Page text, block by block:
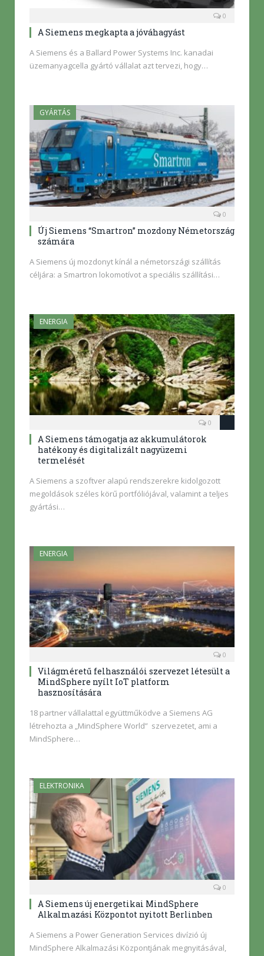
0
A Siemens megkapta a jóváhagyást
A Siemens és a Ballard Power Systems Inc. kanadai
üzemanyagcella gyártó vállalat azt tervezi, hogy…
GYÁRTÁS
0
Új Siemens “Smartron” mozdony Németország
számára
A Siemens új mozdonyt kínál a németországi szállítás
céljára: a Smartron lokomotívot a speciális szállítási…
ENERGIA
0
A Siemens támogatja az akkumulátorok
hatékony és digitalizált nagyüzemi
termelését
A Siemens a szoftver alapú rendszerekre kidolgozott
megoldások széles körű portfóliójával, valamint a teljes
gyártási…
ENERGIA
0
Világméretű felhasználói szervezet létesült a
MindSphere nyílt IoT platform
hasznosítására
18 partner vállalattal együttműködve a Siemens AG
létrehozta a „MindSphere World” szervezetet, ami a
MindSphere…
ELEKTRONIKA
0
A Siemens új energetikai MindSphere
Alkalmazási Központot nyitott Berlinben
A Siemens a Power Generation Services divízió új
MindSphere Alkalmazási Központjának megnyitásával,